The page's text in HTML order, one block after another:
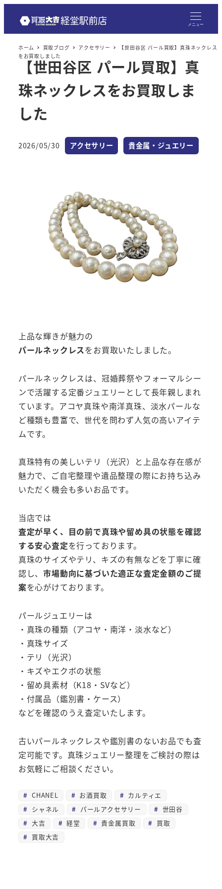
メニュー
ホーム 買取ブログ アクセサリー
【世田谷区 パール買取】真珠ネックレス
をお買取しました
【世田谷区 パール買取】真
珠ネックレスをお買取しま
した
投稿日
2026/05/30 カテゴリー
アクセサリー カテゴリー
貴金属・ジュエリー
上品な輝きが魅力の
パールネックレスをお買取いたしました。
パールネックレスは、冠婚葬祭やフォーマルシー
ンで活躍する定番ジュエリーとして長年親しまれ
ています。アコヤ真珠や南洋真珠、淡水パールな
ど種類も豊富で、世代を問わず人気の高いアイテ
ムです。
真珠特有の美しいテリ（光沢）と上品な存在感が
魅力で、ご自宅整理や遺品整理の際にお持ち込み
いただく機会も多いお品です。
当店では
査定が早く、目の前で真珠や留め具の状態を確認
する安心査定を行っております。
真珠のサイズやテリ、キズの有無などを丁寧に確
認し、市場動向に基づいた適正な査定金額のご提
案を心がけております。
パールジュエリーは
・真珠の種類（アコヤ・南洋・淡水など）
・真珠サイズ
・テリ（光沢）
・キズやエクボの状態
・留め具素材（K18・SVなど）
・付属品（鑑別書・ケース）
などを確認のうえ査定いたします。
古いパールネックレスや鑑別書のないお品でも査
定可能です。真珠ジュエリー整理をご検討の際は
お気軽にご相談ください。
CHANEL お酒買取
カルティエ
シャネル
パールアクセサリー
世田谷
大吉
経堂 貴金属買取
買取
買取大吉